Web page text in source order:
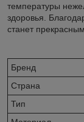
температуры
здоровья.
станет
Бренд
Страна
Тип